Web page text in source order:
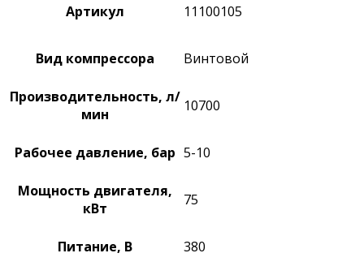
Артикул 11100105
Вид компрессора Винтовой
Производительность, л/
мин
10700
Рабочее давление, бар 5-10
Мощность двигателя,
кВт
75
Питание, В 380